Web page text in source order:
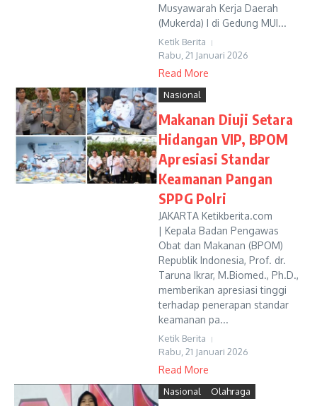
Musyawarah Kerja Daerah
(Mukerda) I di Gedung MUI...
Ketik Berita
Rabu, 21 Januari 2026
Read More
Nasional
Makanan Diuji Setara
Hidangan VIP, BPOM
Apresiasi Standar
Keamanan Pangan
SPPG Polri
JAKARTA Ketikberita.com
| Kepala Badan Pengawas
Obat dan Makanan (BPOM)
Republik Indonesia, Prof. dr.
Taruna Ikrar, M.Biomed., Ph.D.,
memberikan apresiasi tinggi
terhadap penerapan standar
keamanan pa...
Ketik Berita
Rabu, 21 Januari 2026
Read More
Nasional Olahraga